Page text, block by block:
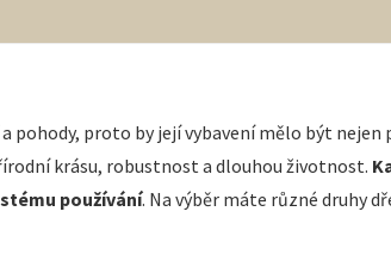
pohody, proto by její vybavení mělo být
krásu, robustnost a dlouhou životnost.
používání. Na výběr máte různé druhy